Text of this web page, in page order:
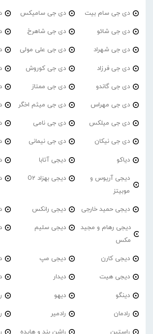
دی جی سام بیت دی جی سامیکس
دی جی شائو دی جی شاهرخ
دی جی شهراد دی جی علی مولی
دی جی فرزاد دی جی کوروش
دی جی گاندو دی جی ممتاز
دی جی مهراس دی جی میثم اخگر
دی جی میلکس دی جی نامی
دی جی نیکان دی جی نیمانی
دیاکو دیجی آتابا
دیجی آریوس و
موبیتز
دیجی بهزاد O2
دیجی حمید خارجی دیجی رانکس
دیجی رهام و مجید
مکس
دیجی سلیم
دیجی کارن دیجی مپ
دیجی هیت دیدار
دینگو دیهو
رادمان رادمیر
راستین راشن بند و هایده